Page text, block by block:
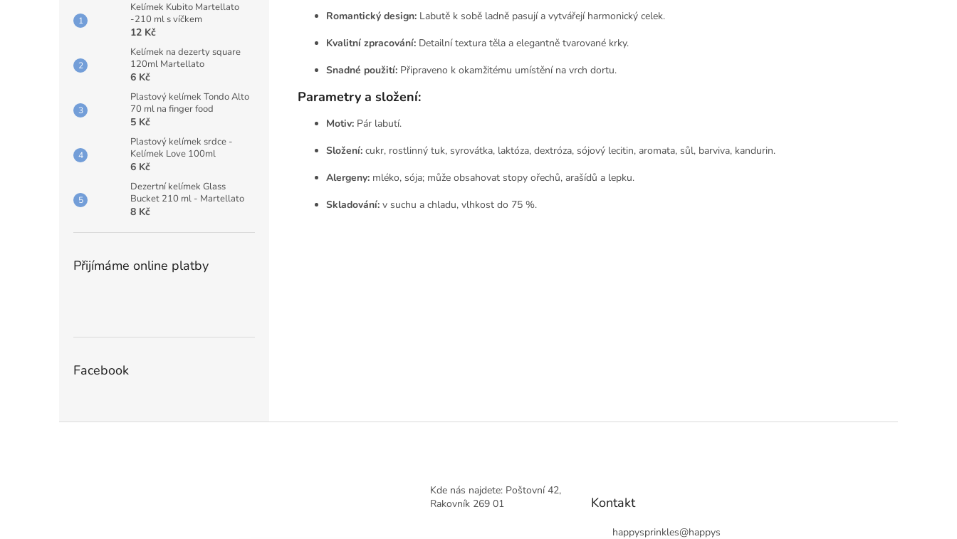
Kelímek Kubito Martellato
-210 ml s víčkem
12 Kč
Kelímek na dezerty square
120ml Martellato
6 Kč
Plastový kelímek Tondo Alto
70 ml na finger food
5 Kč
Plastový kelímek srdce -
Kelímek Love 100ml
6 Kč
Dezertní kelímek Glass
Bucket 210 ml - Martellato
8 Kč
Přijímáme online platby
Facebook
Romantický design: Labutě k sobě ladně pasují a vytvářejí harmonický celek.
Kvalitní zpracování: Detailní textura těla a elegantně tvarované krky.
Snadné použití: Připraveno k okamžitému umístění na vrch dortu.
Parametry a složení:
Motiv: Pár labutí.
Složení: cukr, rostlinný tuk, syrovátka, laktóza, dextróza, sójový lecitin, aromata, sůl, barviva, kandurin.
Alergeny: mléko, sója; může obsahovat stopy ořechů, arašídů a lepku.
Skladování: v suchu a chladu, vlhkost do 75 %.
Kde nás najdete: Poštovní 42,
Rakovník 269 01
Kontakt
happysprinkles@happys